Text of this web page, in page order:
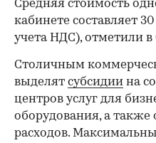
Средняя стоимость
кабинете составляет
учета НДС), отметили в
Столичным
выделят субсидии на
центров услуг для
оборудования, а
расходов.